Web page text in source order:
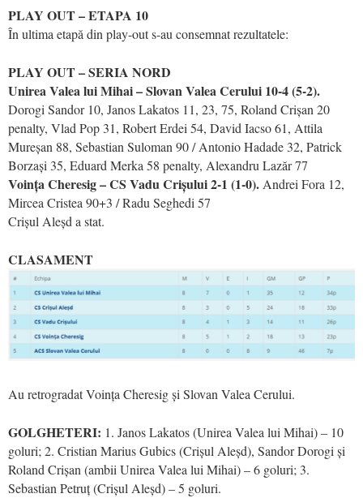
PLAY OUT – ETAPA 10
În ultima etapă din play-out s-au consemnat rezultatele:
PLAY OUT – SERIA NORD
Unirea Valea lui Mihai – Slovan Valea Cerului 10-4 (5-2).
Dorogi Sandor 10, Janos Lakatos 11, 23, 75, Roland Crișan 20
penalty, Vlad Pop 31, Robert Erdei 54, David Iacso 61, Attila
Mureșan 88, Sebastian Suloman 90 / Antonio Hadade 32, Patrick
Borzași 35, Eduard Merka 58 penalty, Alexandru Lazăr 77
Voința Cheresig – CS Vadu Crișului 2-1 (1-0). Andrei Fora 12,
Mircea Cristea 90+3 / Radu Seghedi 57
Crișul Aleșd a stat.
CLASAMENT
Au retrogradat Voința Cheresig și Slovan Valea Cerului.
GOLGHETERI: 1. Janos Lakatos (Unirea Valea lui Mihai) – 10
goluri; 2. Cristian Marius Gubics (Crișul Aleșd), Sandor Dorogi și
Roland Crișan (ambii Unirea Valea lui Mihai) – 6 goluri; 3.
Sebastian Petruț (Crișul Aleșd) – 5 goluri.